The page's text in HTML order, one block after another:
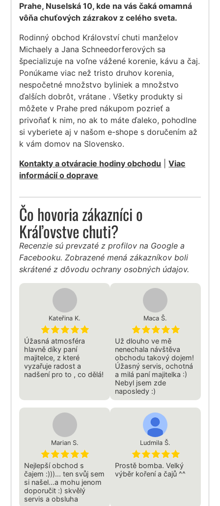
Prahe, Nuselská 10, kde na vás čaká omamná
vôňa chuťových zázrakov z celého sveta.
Rodinný obchod Království chuti manželov
Michaely a Jana Schneedorferových sa
špecializuje na voľne vážené korenie, kávu a čaj.
Ponúkame viac než tristo druhov korenia,
nespočetné množstvo byliniek a množstvo
ďalších dobrôt, vrátane . Všetky produkty si
môžete v Prahe pred nákupom pozrieť a
privoňať k nim, no ak to máte ďaleko, pohodlne
si vyberiete aj v našom e-shope s doručením až
k vám domov na Slovensko.
Kontakty a otváracie hodiny obchodu |Viac
informácií o doprave
Čo hovoria zákazníci o
Kráľovstve chuti?
Recenzie sú prevzaté z profilov na Google a
Facebooku. Zobrazené mená zákazníkov boli
skrátené z dôvodu ochrany osobných údajov.
Kateřina K.
Úžasná atmosféra
hlavně díky paní
majitelce, z které
vyzařuje radost a
nadšení pro to , co dělá!
Maca Š.
Už dlouho ve mě
nenechala návštěva
obchodu takový dojem!
Úžasný servis, ochotná
a milá paní majitelka :)
Nebyl jsem zde
naposledy :)
Marian S.
Nejlepší obchod s
čajem :)))... ten svůj sem
si našel...a mohu jenom
doporučit :) skvělý
servis a obsluha
Ludmila Š.
Prostě bomba. Velký
výběr koření a čajů ^^